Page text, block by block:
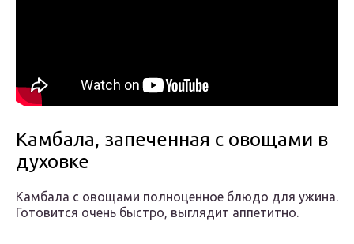
Камбала, запеченная с овощами в
духовке
Камбала с овощами полноценное блюдо для ужина.
Готовится очень быстро, выглядит аппетитно.